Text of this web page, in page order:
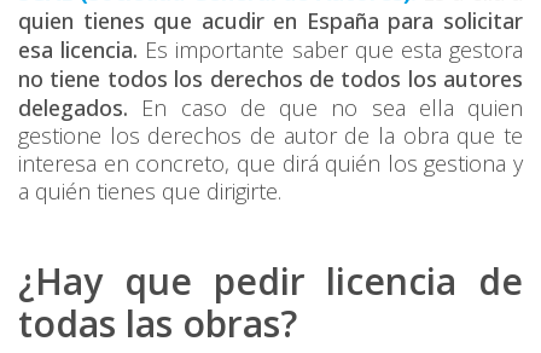
quien tienes que acudir en España para solicitar
esa licencia. Es importante saber que esta gestora
no tiene todos los derechos de todos los autores
delegados. En caso de que no sea ella quien
gestione los derechos de autor de la obra que te
interesa en concreto, que dirá quién los gestiona y
a quién tienes que dirigirte.
¿Hay que pedir licencia de
todas las obras?